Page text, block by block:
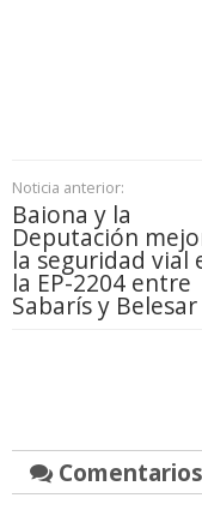
Noticia anterior:
Baiona y la
Deputación
la seguridad vial
la EP-2204 entre
Sabarís y Belesar
Comentarios